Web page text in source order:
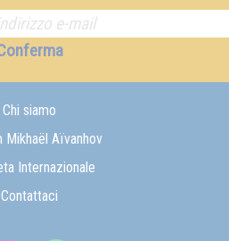
Chi siamo
Mikhaël Aïvanhov
Internazionale
Contattaci